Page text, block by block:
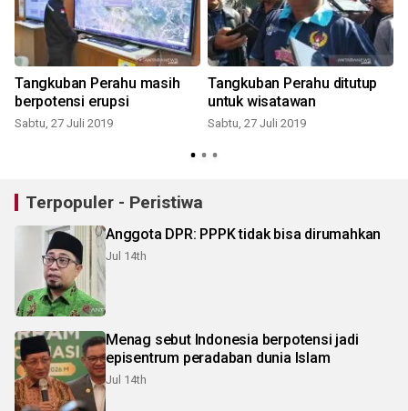
Tangkuban Perahu masih
berpotensi erupsi
Sabtu, 27 Juli 2019
Tangkuban Perahu ditutup
untuk wisatawan
Sabtu, 27 Juli 2019
Terpopuler - Peristiwa
Anggota DPR: PPPK tidak bisa dirumahkan
Jul 14th
Menag sebut Indonesia berpotensi jadi
episentrum peradaban dunia Islam
Jul 14th